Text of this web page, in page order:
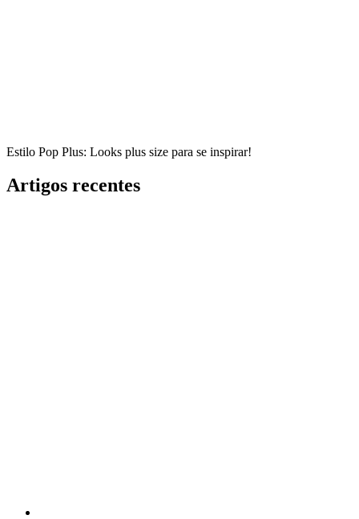
Estilo Pop Plus: Looks plus size para se inspirar!
Artigos recentes